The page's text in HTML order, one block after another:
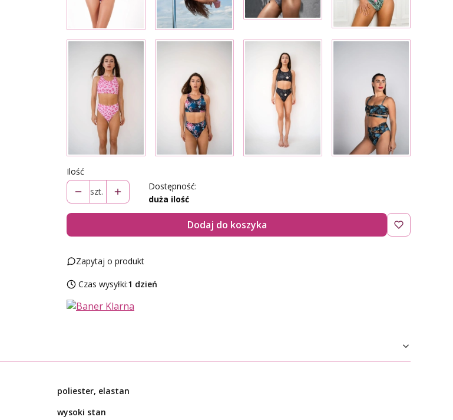
Ilość
szt.
Dostępność:
duża ilość
Dodaj do koszyka
Zapytaj o produkt
Czas wysyłki:1 dzień
poliester, elastan
wysoki stan